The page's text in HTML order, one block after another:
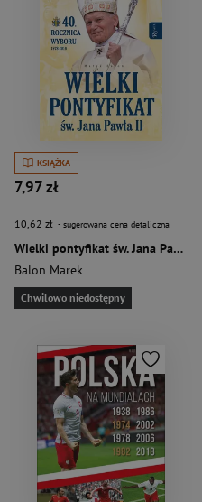
KSIĄŻKA
7,97 zł
10,62 zł - sugerowana cena detaliczna
Wielki pontyfikat św. Jana Pawła II 40 rocznica wyboru 1978-2018
Balon Marek
Chwilowo niedostępny